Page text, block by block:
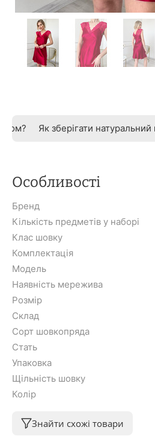
Як зберігати
Особливості
Бренд
Кількість предметів у наборі
Клас шовку
Комплектація
Модель
Наявність мережива
Розмір
Склад
Сорт шовкопряда
Стать
Упаковка
Щільність шовку
Колір
Знайти схожі товари